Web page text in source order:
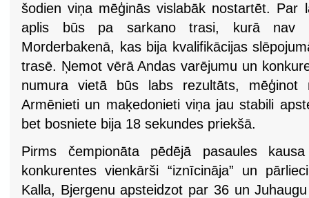
šodien viņa mēģinās vislabāk nostartēt.
aplis būs pa sarkano trasi, kurā nav
Morderbakenā, kas bija kvalifikācijas
trasē. Ņemot vērā Andas varējumu un
numura vietā būs labs rezultāts, mēģinot
Armēnieti un maķedonieti viņa jau stabili
bet bosniete bija 18 sekundes priekšā.
Pirms čempionāta pēdējā pasaules
konkurentes vienkārši “iznīcināja” un
Kalla, Bjergenu apsteidzot par 36 un